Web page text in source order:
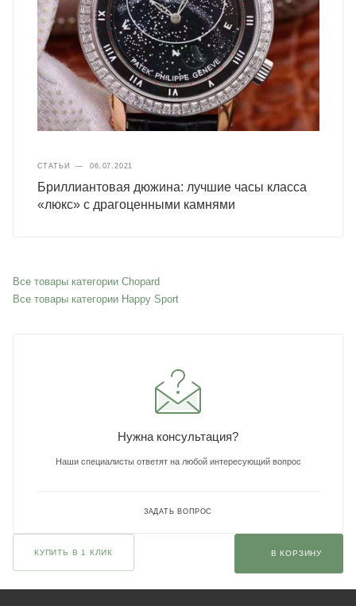
СТАТЬИ — 06.07.2021
Бриллиантовая дюжина: лучшие часы класса
«люкс» с драгоценными камнями
Все товары категории Chopard
Все товары категории Happy Sport
Нужна консультация?
Наши специалисты ответят на любой интересующий вопрос
ЗАДАТЬ ВОПРОС
КУПИТЬ В 1 КЛИК В КОРЗИНУ